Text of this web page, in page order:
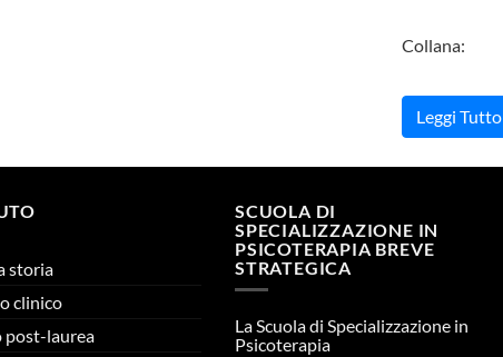
Collana:
Leggi Tutto
storia
clinico
post-laurea
SCUOLA DI
SPECIALIZZAZIONE IN
PSICOTERAPIA BREVE
STRATEGICA
La Scuola di Specializzazione in
Psicoterapia